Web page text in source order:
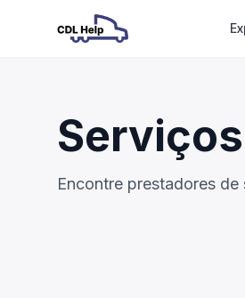
Encontre prestadores